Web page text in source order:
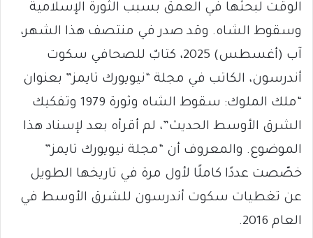
الوقت لبحثها في العمق بسبب الثورة الإسلامية
وسقوط الشاه. وقد صدر في منتصف هذا الشهر،
آب (أغسطس) 2025، كتابٌ للصحافي سكوت
أندرسون، الكاتب في مجلة “نيويورك تايمز” بعنوان
“ملك الملوك: سقوط الشاه وثورة 1979 وتفكيك
الشرق الأوسط الحديث”، لم أقرأه بعد لإسناد هذا
الموضوع. والمعروف أن “مجلة نيويورك تايمز”
خصّصت عددًا كاملًا لأول مرة في تاريخها الطويل
عن تغطيات سكوت أندرسون للشرق الأوسط في
العام 2016.